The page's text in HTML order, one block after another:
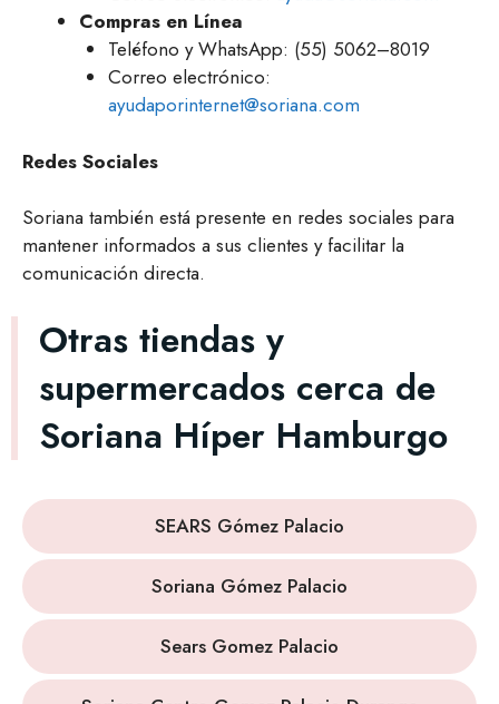
Compras en Línea
Teléfono y WhatsApp: (55) 5062–8019
Correo electrónico:
ayudaporinternet@soriana.com
Redes Sociales
Soriana también está presente en redes sociales para
mantener informados a sus clientes y facilitar la
comunicación directa.
Otras tiendas y
supermercados cerca de
Soriana Híper Hamburgo
SEARS Gómez Palacio
Soriana Gómez Palacio
Sears Gomez Palacio